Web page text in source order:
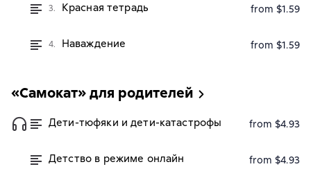
3. Красная тетрадь from $1.59
4. Наваждение from $1.59
«Самокат» для родителей
Дети-тюфяки и дети-катастрофы from $4.93
Детство в режиме онлайн from $4.93